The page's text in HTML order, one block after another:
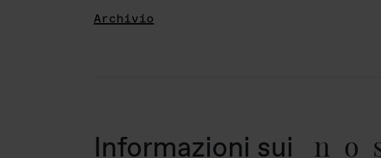
Archivio
Informazioni sui